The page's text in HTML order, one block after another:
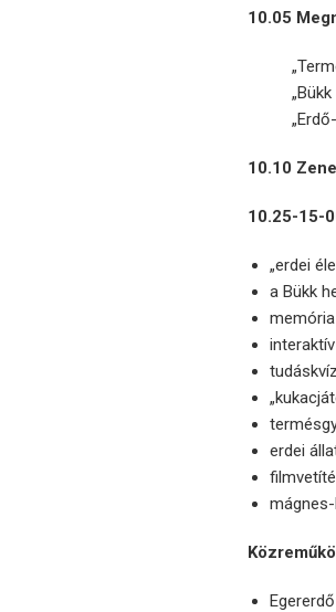
10.05
10.10
10.25-15-
„erdei
a Bükk
erdei